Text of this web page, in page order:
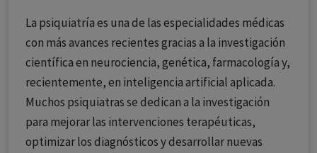
La psiquiatría es una de las especialidades médicas
con más avances recientes gracias a la investigación
científica en neurociencia, genética, farmacología y,
recientemente, en inteligencia artificial aplicada.
Muchos psiquiatras se dedican a la investigación
para mejorar las intervenciones terapéuticas,
optimizar los diagnósticos y desarrollar nuevas